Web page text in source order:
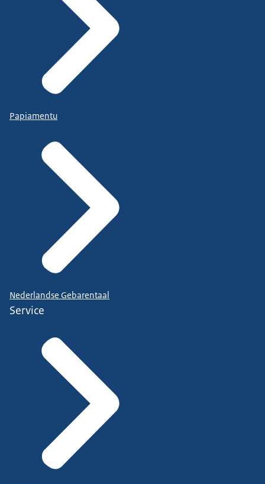
Papiamentu
Nederlandse Gebarentaal
Service